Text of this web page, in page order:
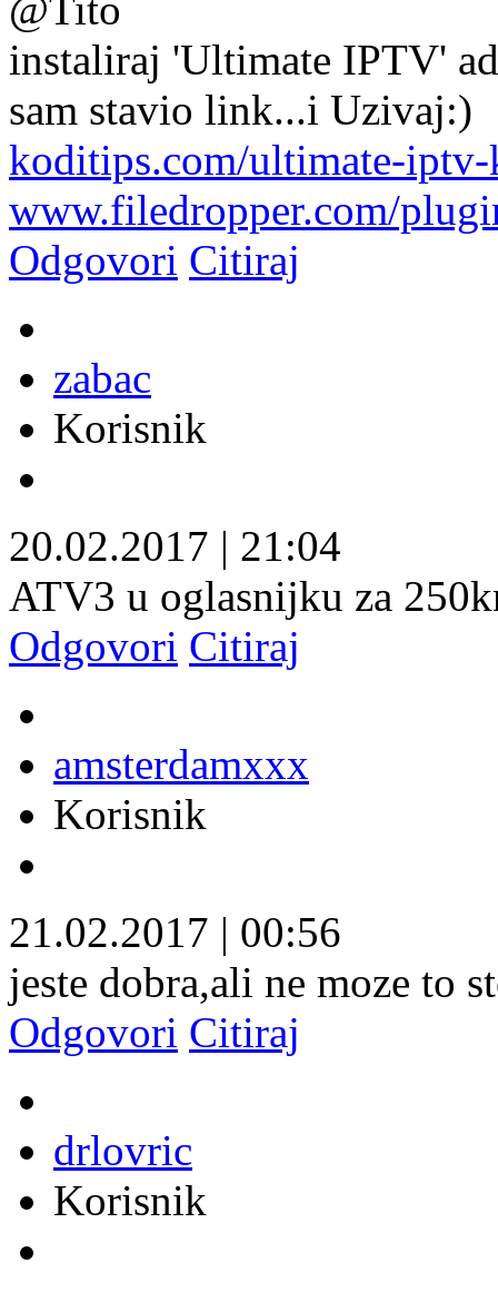
instaliraj 'Ultimate IPTV'
sam stavio link...i Uzivaj:)
koditips.com/ultimate-
www.filedropper.com/
Odgovori Citiraj
zabac
Korisnik
20.02.2017 | 21:04
ATV3 u oglasnijku za
Odgovori Citiraj
amsterdamxxx
Korisnik
21.02.2017 | 00:56
jeste dobra,ali ne moze to
Odgovori Citiraj
drlovric
Korisnik